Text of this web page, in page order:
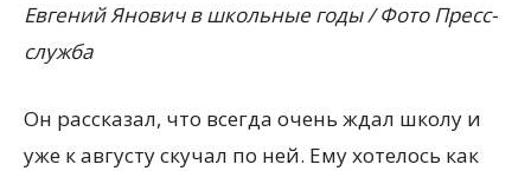
Евгений Янович в школьные годы / Фото Пресс-
служба
Он рассказал, что всегда очень ждал школу и
уже к августу скучал по ней. Ему хотелось как